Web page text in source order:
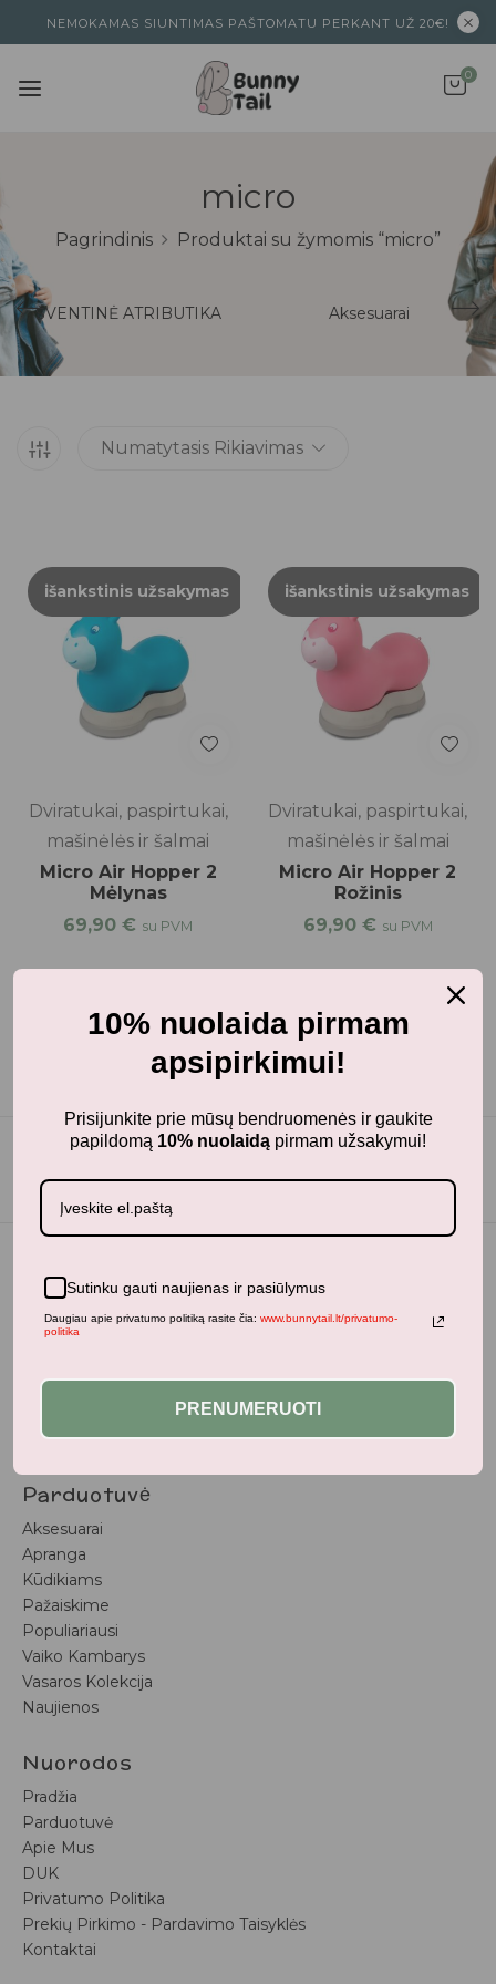
NEMOKAMAS SIUNTIMAS PAŠTOMATU PERKANT UŽ 20€!
0
micro
Pagrindinis Produktai su žymomis “micro”
ŠVENTINĖ ATRIBUTIKA Aksesuarai
Numatytasis Rikiavimas
išankstinis užsakymas
Dviratukai, paspirtukai,
mašinėlės ir šalmai
Micro Air Hopper 2
Mėlynas
69,90€ su PVM
išankstinis užsakymas
Dviratukai, paspirtukai,
mašinėlės ir šalmai
Micro Air Hopper 2
Rožinis
69,90 € su PVM
– vaikiškų prekių krautuvėlė, kurioje rasite
kokybiškus ir stilingus daiktus savo vaikams!
Parduotuvė
Aksesuarai
Apranga
Kūdikiams
Pažaiskime
Populiariausi
Vaiko Kambarys
Vasaros Kolekcija
Naujienos
Nuorodos
Pradžia
Parduotuvė
Apie Mus
DUK
Privatumo Politika
Prekių Pirkimo - Pardavimo Taisyklės
Kontaktai
10% nuolaida pirmam
apsipirkimui!
Prisijunkite prie mūsų bendruomenės ir gaukite
papildomą 10% nuolaidą pirmam užsakymui!
Sutinku gauti naujienas ir pasiūlymus
Daugiau apie privatumo politiką rasite čia: www.bunnytail.lt/privatumo-
politika
PRENUMERUOTI